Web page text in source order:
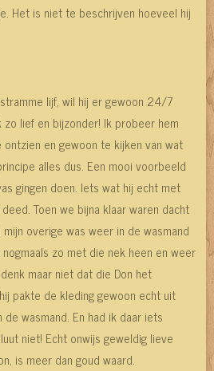
Het is niet te beschrijven hoeveel hij
lijf, wil hij er gewoon 24/7
lief en bijzonder! Ik probeer hem
en gewoon te kijken van wat
alles dus. Een mooi voorbeeld
gingen doen. Iets wat hij echt met
Toen we bijna klaar waren dacht
overige was weer in de wasmand
zo met die nek heen en weer
maar niet dat die Don het
pakte de kleding gewoon echt uit
wasmand. En had ik daar iets
niet! Echt onwijs geweldig lieve
is meer dan goud waard.